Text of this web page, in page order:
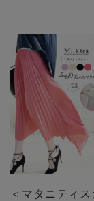
＜マタニティス